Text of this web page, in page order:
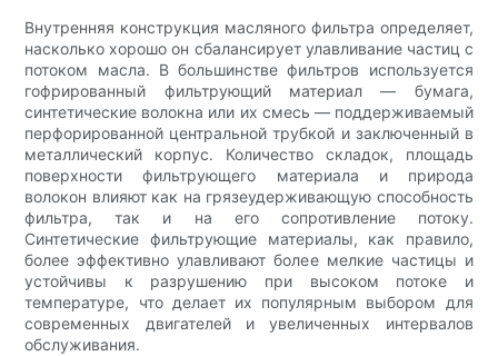
Внутренняя конструкция масляного фильтра определяет,
насколько хорошо он сбалансирует улавливание частиц с
потоком масла. В большинстве фильтров используется
гофрированный фильтрующий материал — бумага,
синтетические волокна или их смесь — поддерживаемый
перфорированной центральной трубкой и заключенный в
металлический корпус. Количество складок, площадь
поверхности фильтрующего материала и природа
волокон влияют как на грязеудерживающую способность
фильтра, так и на его сопротивление потоку.
Синтетические фильтрующие материалы, как правило,
более эффективно улавливают более мелкие частицы и
устойчивы к разрушению при высоком потоке и
температуре, что делает их популярным выбором для
современных двигателей и увеличенных интервалов
обслуживания.